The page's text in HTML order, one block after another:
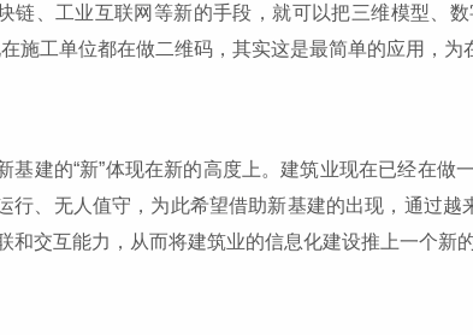
链、工业互联网等新的手段，就可以把三维模型、
在施工单位都在做二维码，其实这是最简单的应用，
基建的“新”体现在新的高度上。建筑业现在已经在
行、无人值守，为此希望借助新基建的出现，通过
和交互能力，从而将建筑业的信息化建设推上一个新的